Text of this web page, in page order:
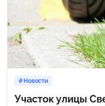
Новости
Участок улицы